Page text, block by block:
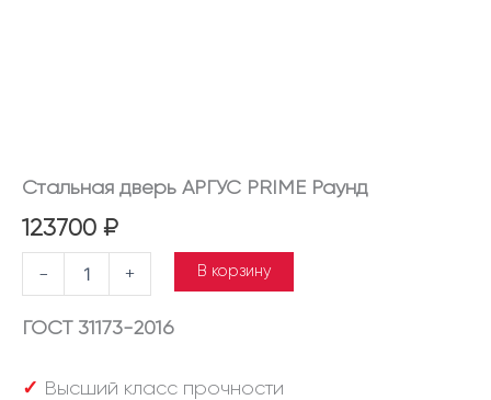
Стальная дверь АРГУС PRIME Раунд
123700 ₽
- + В корзину
ГОСТ 31173-2016
✓ Высший класс прочности